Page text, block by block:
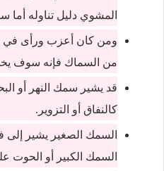
المشوي دليل تناوله أما
ومن كان أعزب ورأى في
من السماك فإنه سوف
قد يشير سمك النهر أو
كالنفاق أو التزوير.
السمك الصغير يشير إلى
السمك الكبير أو الحوت